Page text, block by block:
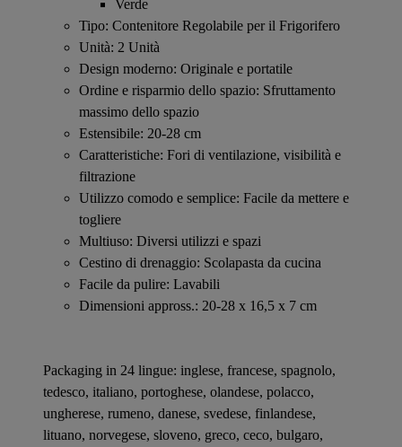
Verde
Tipo: Contenitore Regolabile per il Frigorifero
Unità: 2 Unità
Design moderno: Originale e portatile
Ordine e risparmio dello spazio: Sfruttamento
massimo dello spazio
Estensibile: 20-28 cm
Caratteristiche: Fori di ventilazione, visibilità e
filtrazione
Utilizzo comodo e semplice: Facile da mettere e
togliere
Multiuso: Diversi utilizzi e spazi
Cestino di drenaggio: Scolapasta da cucina
Facile da pulire: Lavabili
Dimensioni appross.: 20-28 x 16,5 x 7 cm
Packaging in 24 lingue: inglese, francese, spagnolo,
tedesco, italiano, portoghese, olandese, polacco,
ungherese, rumeno, danese, svedese, finlandese,
lituano, norvegese, sloveno, greco, ceco, bulgaro,